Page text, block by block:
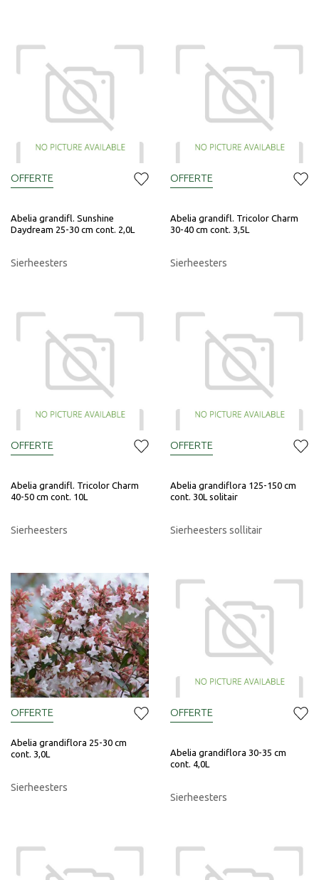
Abelia grandifl. Sunshine
Daydream 25-30 cm cont. 2,0L
Sierheesters
OFFERTE
Abelia grandifl. Tricolor Charm
30-40 cm cont. 3,5L
Sierheesters
OFFERTE
Abelia grandifl. Tricolor Charm
40-50 cm cont. 10L
Sierheesters
OFFERTE
Abelia grandiflora 125-150 cm
cont. 30L solitair
Sierheesters sollitair
OFFERTE
Abelia grandiflora 25-30 cm
cont. 3,0L
Sierheesters
OFFERTE
Abelia grandiflora 30-35 cm
cont. 4,0L
Sierheesters
OFFERTE